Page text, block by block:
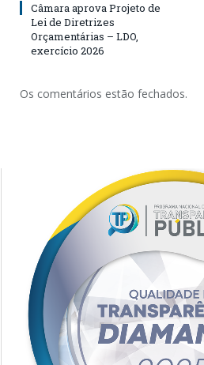
Câmara aprova Projeto de
Lei de Diretrizes
Orçamentárias – LDO,
exercício 2026
Os comentários estão fechados.